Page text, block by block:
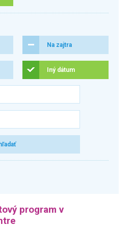
Na zajtra
Iný dátum
program v